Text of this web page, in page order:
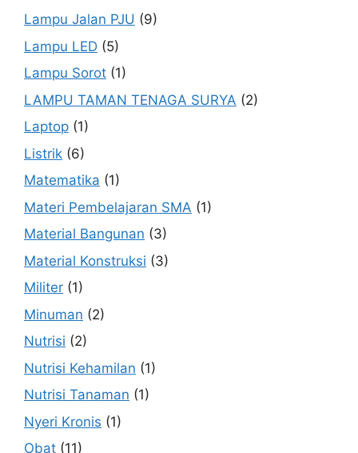
Lampu Jalan PJU (9)
Lampu LED (5)
Lampu Sorot (1)
LAMPU TAMAN TENAGA SURYA (2)
Laptop (1)
Listrik (6)
Matematika (1)
Materi Pembelajaran SMA (1)
Material Bangunan (3)
Material Konstruksi (3)
Militer (1)
Minuman (2)
Nutrisi (2)
Nutrisi Kehamilan (1)
Nutrisi Tanaman (1)
Nyeri Kronis (1)
Obat (11)